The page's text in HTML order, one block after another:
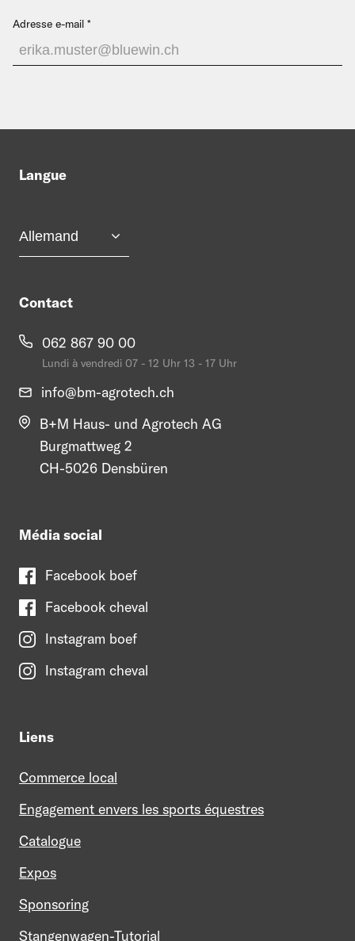
Adresse e-mail
Langue
Contact
062 867 90 00
Lundi à vendredi 07 - 12 Uhr 13 - 17 Uhr
info@bm-agrotech.ch
B+M Haus- und Agrotech AG
Burgmattweg 2
CH-5026 Densbüren
Média social
Facebook boef
Facebook cheval
Instagram boef
Instagram cheval
Liens
Commerce local
Engagement envers les sports équestres
Catalogue
Expos
Sponsoring
Stangenwagen-Tutorial